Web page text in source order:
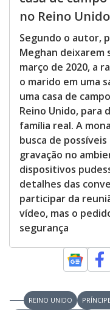
no Reino
Segundo o autor,
Meghan deixarem
março de 2020, a
o marido em uma
uma casa de
Reino Unido, para
família real. A
busca de
gravação no
dispositivos
detalhes das
participar da
vídeo, mas o
segurança
REINO UNIDO